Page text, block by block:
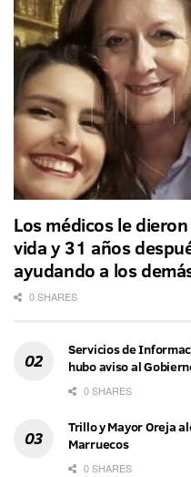
Los médicos le
vida y 31 años
ayudando a los
0 SHARES
Servicios de
hubo aviso al
0 SHARES
Trillo y Mayor Oreja
Marruecos
0 SHARES